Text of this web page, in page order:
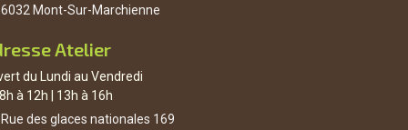
6032 Mont-Sur-Marchienne
Atelier
du Lundi au Vendredi
à 12h | 13h à 16h
Rue des glaces nationales 169